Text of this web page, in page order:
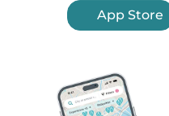
App Store